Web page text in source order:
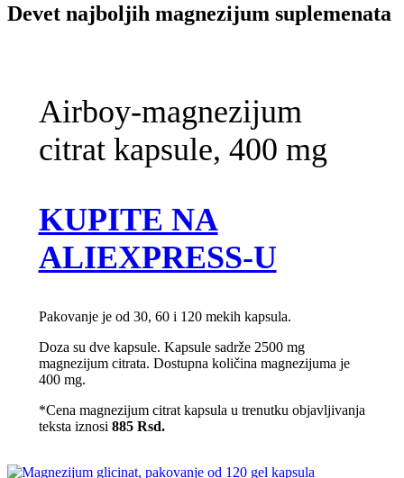
Devet najboljih magnezijum suplemenata
Airboy-magnezijum
citrat kapsule, 400 mg
KUPITE NA
ALIEXPRESS-U
Pakovanje je od 30, 60 i 120 mekih kapsula.
Doza su dve kapsule. Kapsule sadrže 2500 mg
magnezijum citrata. Dostupna količina magnezijuma je
400 mg.
*Cena magnezijum citrat kapsula u trenutku objavljivanja
teksta iznosi 885 Rsd.